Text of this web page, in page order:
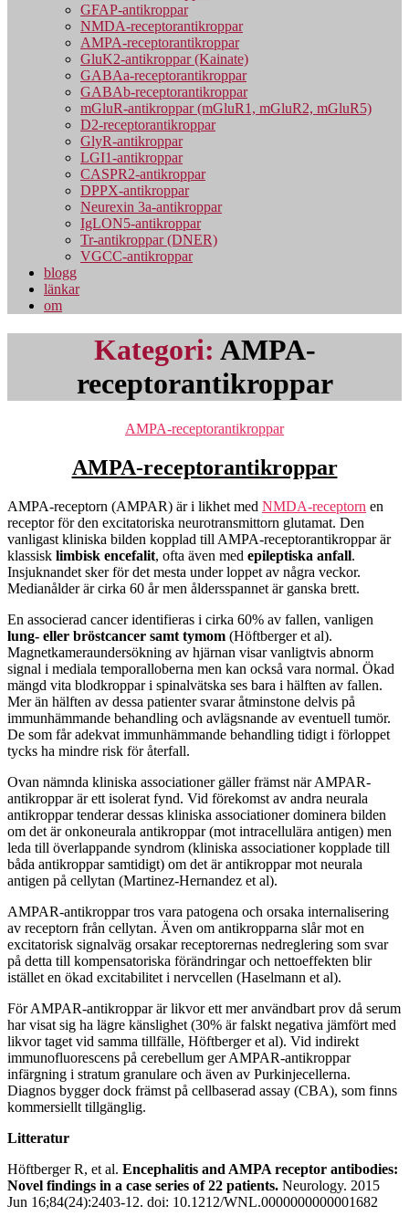
GFAP-antikroppar
NMDA-receptorantikroppar
AMPA-receptorantikroppar
GluK2-antikroppar (Kainate)
GABAa-receptorantikroppar
GABAb-receptorantikroppar
mGluR-antikroppar (mGluR1, mGluR2, mGluR5)
D2-receptorantikroppar
GlyR-antikroppar
LGI1-antikroppar
CASPR2-antikroppar
DPPX-antikroppar
Neurexin 3a-antikroppar
IgLON5-antikroppar
Tr-antikroppar (DNER)
VGCC-antikroppar
blogg
länkar
om
Kategori: AMPA-
receptorantikroppar
Kategorier
AMPA-receptorantikroppar
AMPA-receptorantikroppar
AMPA-receptorn (AMPAR) är i likhet med NMDA-receptorn en
receptor för den excitatoriska neurotransmittorn glutamat. Den
vanligast kliniska bilden kopplad till AMPA-receptorantikroppar är
klassisk limbisk encefalit, ofta även med epileptiska anfall.
Insjuknandet sker för det mesta under loppet av några veckor.
Medianålder är cirka 60 år men åldersspannet är ganska brett.
En associerad cancer identifieras i cirka 60% av fallen, vanligen
lung- eller bröstcancer samt tymom (Höftberger et al).
Magnetkameraundersökning av hjärnan visar vanligtvis abnorm
signal i mediala temporalloberna men kan också vara normal. Ökad
mängd vita blodkroppar i spinalvätska ses bara i hälften av fallen.
Mer än hälften av dessa patienter svarar åtminstone delvis på
immunhämmande behandling och avlägsnande av eventuell tumör.
De som får adekvat immunhämmande behandling tidigt i förloppet
tycks ha mindre risk för återfall.
Ovan nämnda kliniska associationer gäller främst när AMPAR-
antikroppar är ett isolerat fynd. Vid förekomst av andra neurala
antikroppar tenderar dessas kliniska associationer dominera bilden
om det är onkoneurala antikroppar (mot intracellulära antigen) men
leda till överlappande syndrom (kliniska associationer kopplade till
båda antikroppar samtidigt) om det är antikroppar mot neurala
antigen på cellytan (Martinez-Hernandez et al).
AMPAR-antikroppar tros vara patogena och orsaka internalisering
av receptorn från cellytan. Även om antikropparna slår mot en
excitatorisk signalväg orsakar receptorernas nedreglering som svar
på detta till kompensatoriska förändringar och nettoeffekten blir
istället en ökad excitabilitet i nervcellen (Haselmann et al).
För AMPAR-antikroppar är likvor ett mer användbart prov då serum
har visat sig ha lägre känslighet (30% är falskt negativa jämfört med
likvor taget vid samma tillfälle, Höftberger et al). Vid indirekt
immunofluorescens på cerebellum ger AMPAR-antikroppar
infärgning i stratum granulare och även av Purkinjecellerna.
Diagnos bygger dock främst på cellbaserad assay (CBA), som finns
kommersiellt tillgänglig.
Litteratur
Höftberger R, et al. Encephalitis and AMPA receptor antibodies:
Novel findings in a case series of 22 patients. Neurology. 2015
Jun 16;84(24):2403-12. doi: 10.1212/WNL.0000000000001682